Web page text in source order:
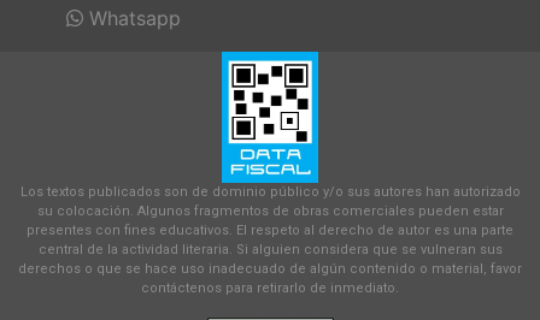
Whatsapp
Los textos publicados son de dominio público y/o sus autores han autorizado
su colocación. Algunos fragmentos de obras comerciales pueden estar
presentes con fines educativos. El respeto al derecho de autor es una parte
central de la actividad literaria. Si alguien considera que se vulneran sus
derechos o que se hace uso inadecuado de algún contenido o material, favor
contáctenos para retirarlo de inmediato.